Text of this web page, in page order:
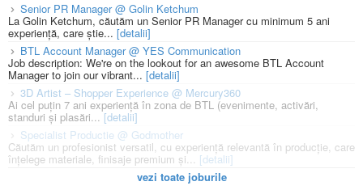
Senior PR Manager @ Golin Ketchum
La Golin Ketchum, căutăm un Senior PR Manager cu minimum 5 ani
experiență, care știe... [detalii]
BTL Account Manager @ YES Communication
Job description: We're on the lookout for an awesome BTL Account
Manager to join our vibrant... [detalii]
3D Artist – Shopper Experience @ Mercury360
Ai cel puțin 7 ani experiență în zona de BTL (evenimente, activări,
standuri și plasări... [detalii]
Specialist Productie @ Godmother
Căutăm un profesionist versatil, cu experiență relevantă în producție, care
înțelege materiale, finisaje premium și... [detalii]
vezi toate joburile